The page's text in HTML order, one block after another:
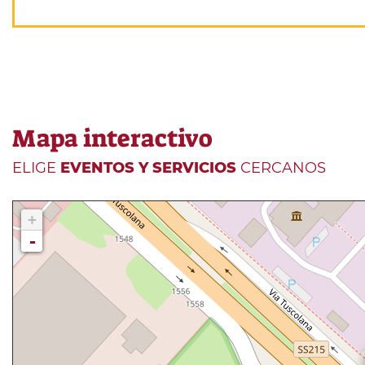
Mapa interactivo
ELIGE EVENTOS Y SERVICIOS CERCANOS
+
-